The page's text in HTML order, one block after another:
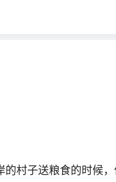
子送粮食的时候，